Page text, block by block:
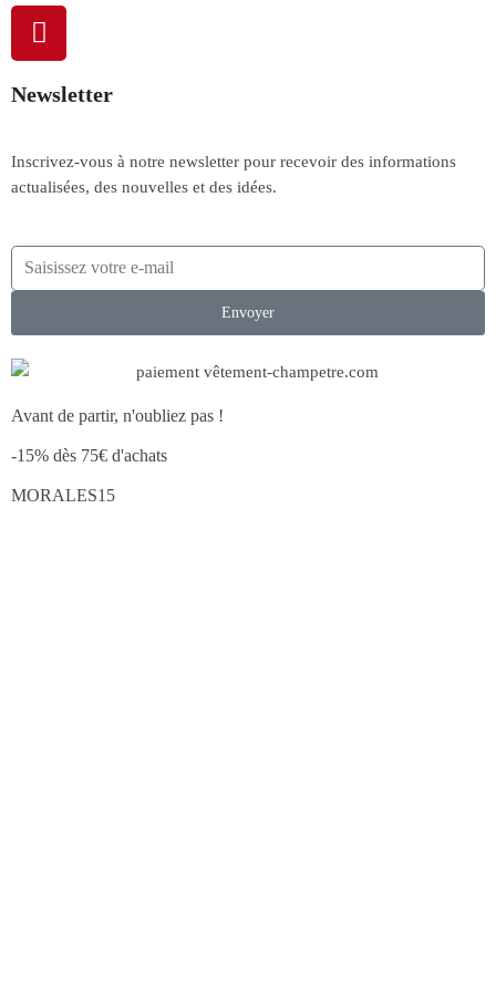
Newsletter
Inscrivez-vous à notre newsletter pour recevoir des informations
actualisées, des nouvelles et des idées.
Envoyer
Avant de partir, n'oubliez pas !
-15% dès 75€ d'achats
MORALES15